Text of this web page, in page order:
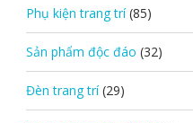
Phụ kiện trang trí (85)
Sản phẩm độc đáo (32)
Đèn trang trí (29)